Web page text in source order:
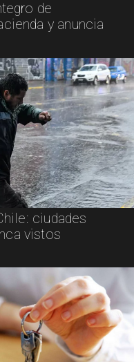
de
y anuncia
ciudades
vistos